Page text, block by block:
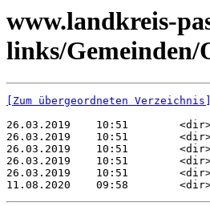
www.landkreis-
links/Gemeinden/
[Zum übergeordneten Verzeichnis]
26.03.2019    10:51
26.03.2019    10:51
26.03.2019    10:51
26.03.2019    10:51
26.03.2019    10:51
11.08.2020    09:58